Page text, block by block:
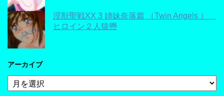
淫獣聖戦XX 3 姉妹奈落篇 （Twin Angels ）
ヒロイン２人猿轡
アーカイブ
ア
ー